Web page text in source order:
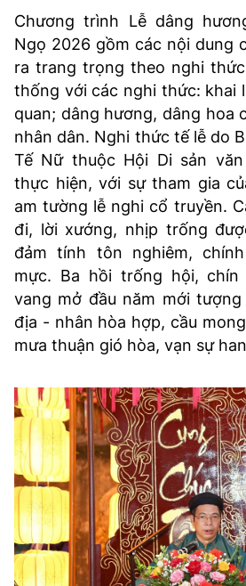
Chương trình Lễ dâng
Ngọ 2026 gồm các nội dung
ra trang trọng theo nghi
thống với các nghi thức: khai
quan; dâng hương, dâng hoa
nhân dân. Nghi thức tế lễ do
Tế Nữ thuộc Hội Di sản
thực hiện, với sự tham gia
am tường lễ nghi cổ truyền.
đi, lời xướng, nhịp trống
đảm tính tôn nghiêm,
mực. Ba hồi trống hội,
vang mở đầu năm mới
địa - nhân hòa hợp, cầu
mưa thuận gió hòa, vạn sự